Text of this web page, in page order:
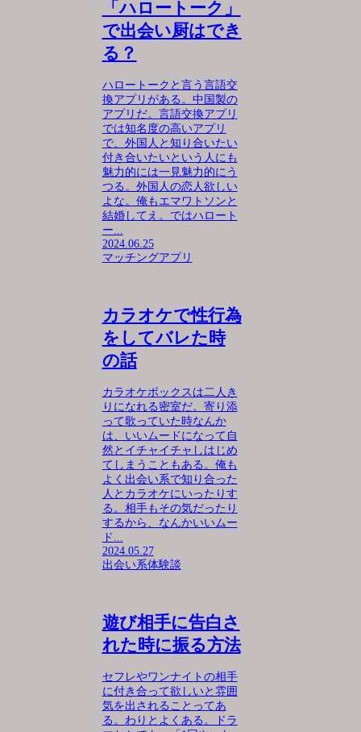
「ハロートーク」
で出会い厨はでき
る？
ハロートークと言う言語交
換アプリがある。中国製の
アプリだ。言語交換アプリ
では知名度の高いアプリ
で、外国人と知り合いたい
付き合いたいという人にも
魅力的には一見魅力的にう
つる。外国人の恋人欲しい
よな。俺もエマワトソンと
結婚してえ。ではハロート
ー...
2024.06.25
マッチングアプリ
カラオケで性行為
をしてバレた時
の話
カラオケボックスは二人き
りになれる密室だ。寄り添
って歌っていた時なんか
は、いいムードになって自
然とイチャイチャしはじめ
てしまうこともある。俺も
よく出会い系で知り合った
人とカラオケにいったりす
る。相手もその気だったり
するから、なんかいいムー
ド...
2024.05.27
出会い系体験談
遊び相手に告白さ
れた時に振る方法
セフレやワンナイトの相手
に付き合って欲しいと雰囲
気を出されることってあ
る。わりとよくある。ドラ